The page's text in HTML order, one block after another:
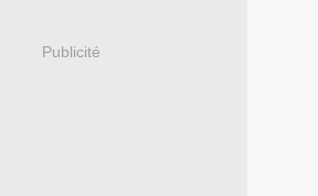
Publicité